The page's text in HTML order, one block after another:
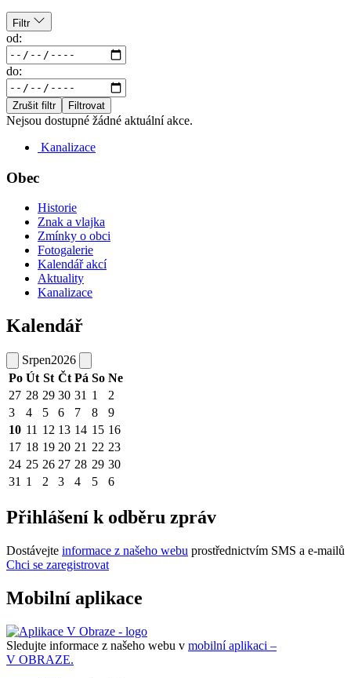
Filtr
od:
do:
Zrušit filtr Filtrovat
Nejsou dostupné žádné aktuální akce.
Kanalizace
Obec
Historie
Znak a vlajka
Zmínky o obci
Fotogalerie
Kalendář akcí
Aktuality
Kanalizace
Kalendář
Srpen2026
Po Út St Čt Pá So Ne
27 28 29 30 31 1
2
3
4 5 6 7 8
9
10 11 12 13 14 15 16
17 18 19 20 21 22 23
24 25 26 27 28 29 30
31 1 2 3 4 5 6
Přihlášení k odběru zpráv
Dostávejte informace z našeho webu prostřednictvím SMS a e-mailů
Chci se zaregistrovat
Mobilní aplikace
Sledujte informace z našeho webu v mobilní aplikaci –
V OBRAZE.